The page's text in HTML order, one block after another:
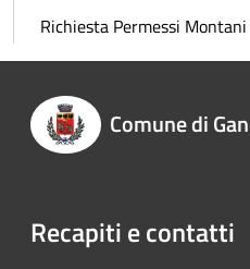
Richiesta Permessi Montani
Comune di
Recapiti e contatti